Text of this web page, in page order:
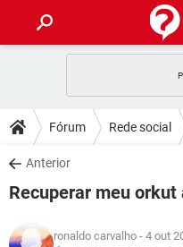
CELULAR
OUTLOOK
INSTAGRAM
DICAS
JOGOS
INSTAGRAM
DOWNLOADS
JOGOS
FÓRUM
JOGOS
Fórum Rede social
Anterior
Recuperar meu orkut
ronaldo carvalho - 4 out